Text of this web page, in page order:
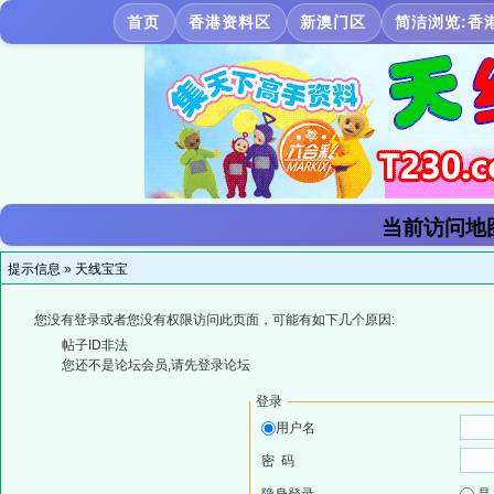
首页 香港资料区 新澳门区 简洁浏览:香
当前访问地
提示信息 » 天线宝宝
您没有登录或者您没有权限访问此页面，可能有如下几个原因:
帖子ID非法
您还不是论坛会员,请先登录论坛
登录
用户名
密 码